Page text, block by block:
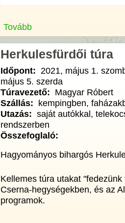
Tovább
Herkulesfürdői túra
Időpont: 2021, május 1.
május 5. szerda
Túravezető: Magyar Róbert
Szállás: kempingben,
Utazás: saját autókkal,
rendszerben
Összefoglaló:
Hagyományos bihargós
Kellemes túra utakat
Cserna-hegységekben, és az
programok.